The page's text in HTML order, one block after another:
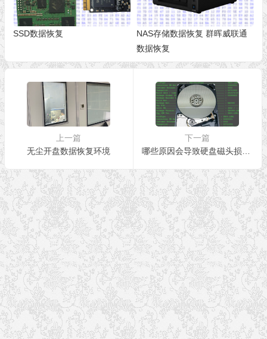
SSD数据恢复
NAS存储数据恢复 群晖威联通
数据恢复
上一篇
无尘开盘数据恢复环境
下一篇